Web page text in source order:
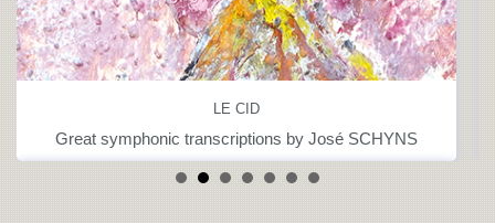
LE CID
Great symphonic transcriptions by José SCHYNS